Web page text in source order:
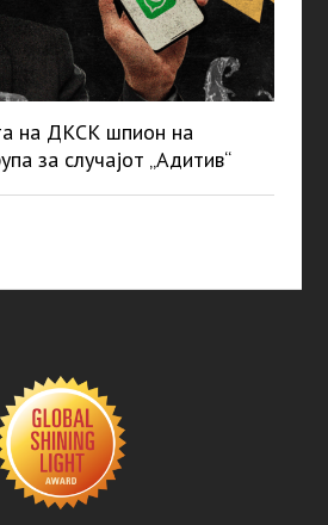
на ДКСК шпион на
за случајот „Адитив“